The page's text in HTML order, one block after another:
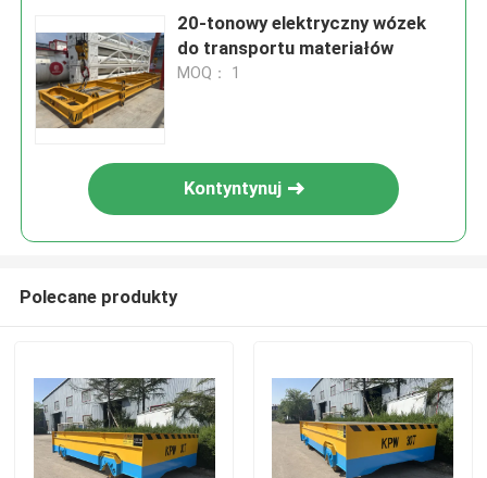
20-tonowy elektryczny wózek
do transportu materiałów
MOQ： 1
Kontyntynuj
Polecane produkty